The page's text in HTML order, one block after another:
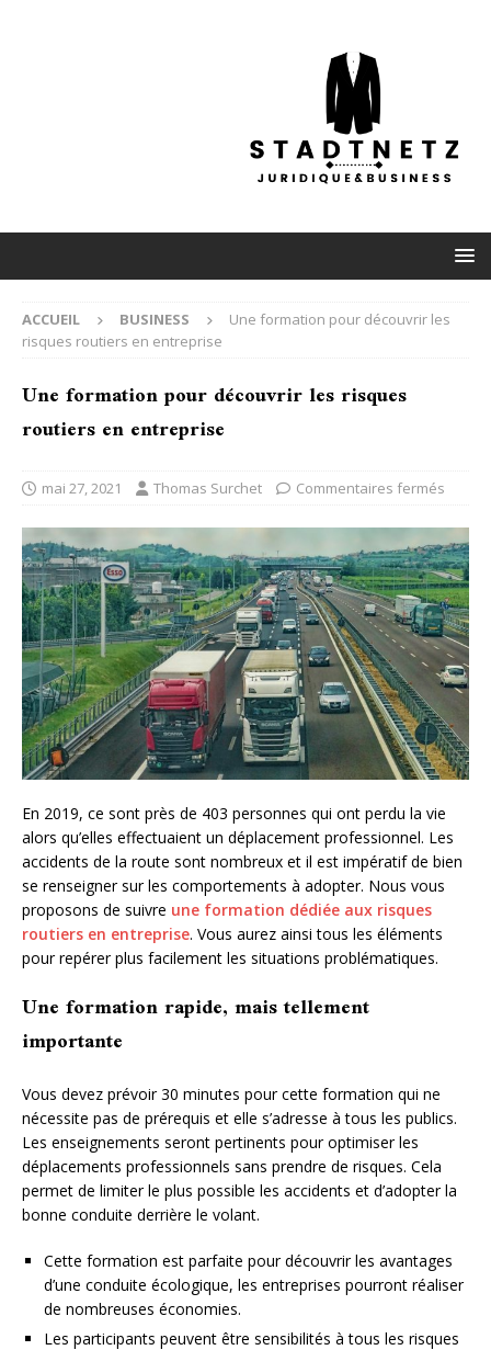
ACCUEIL BUSINESS
Une formation pour découvrir les
risques routiers en entreprise
Une formation pour découvrir les risques
routiers en entreprise
mai 27, 2021 Thomas Surchet Commentaires fermés
En 2019, ce sont près de 403 personnes qui ont perdu la vie
alors qu’elles effectuaient un déplacement professionnel. Les
accidents de la route sont nombreux et il est impératif de bien
se renseigner sur les comportements à adopter. Nous vous
proposons de suivre une formation dédiée aux risques
routiers en entreprise. Vous aurez ainsi tous les éléments
pour repérer plus facilement les situations problématiques.
Une formation rapide, mais tellement
importante
Vous devez prévoir 30 minutes pour cette formation qui ne
nécessite pas de prérequis et elle s’adresse à tous les publics.
Les enseignements seront pertinents pour optimiser les
déplacements professionnels sans prendre de risques. Cela
permet de limiter le plus possible les accidents et d’adopter la
bonne conduite derrière le volant.
Cette formation est parfaite pour découvrir les avantages
d’une conduite écologique, les entreprises pourront réaliser
de nombreuses économies.
Les participants peuvent être sensibilités à tous les risques